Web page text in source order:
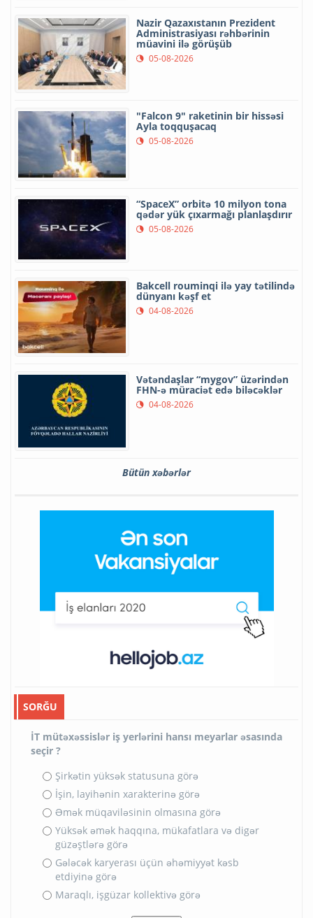
Nazir Qazaxıstanın Prezident
Administrasiyası rəhbərinin
müavini ilə görüşüb
05-08-2026
"Falcon 9" raketinin bir hissəsi
Ayla toqquşacaq
05-08-2026
“SpaceX” orbitə 10 milyon tona
qədər yük çıxarmağı planlaşdırır
05-08-2026
Bakcell rouminqi ilə yay tətilində
dünyanı kəşf et
04-08-2026
Vətəndaşlar “mygov” üzərindən
FHN-ə müraciət edə biləcəklər
04-08-2026
Bütün xəbərlər
SORĞU
İT mütəxəssislər iş yerlərini hansı meyarlar əsasında
seçir ?
Şirkətin yüksək statusuna görə
İşin, layihənin xarakterinə görə
Əmək müqaviləsinin olmasına görə
Yüksək əmək haqqına, mükafatlara və digər
güzəştlərə görə
Gələcək karyerası üçün əhəmiyyət kəsb
etdiyinə görə
Maraqlı, işgüzar kollektivə görə